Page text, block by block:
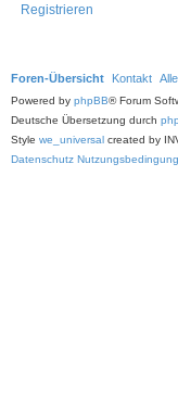
Registrieren
Foren-Übersicht Kontakt
Powered by phpBB® Forum
Deutsche Übersetzung durch
Style we_universal created by
Datenschutz